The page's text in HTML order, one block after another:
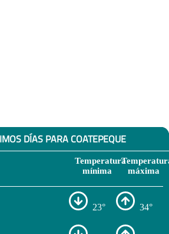
DÍAS PARA COATEPEQUE
Temperatura
mínima
máxima
23° 34°